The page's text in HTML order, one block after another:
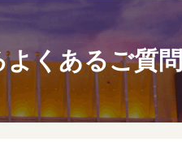
よくあるご質問